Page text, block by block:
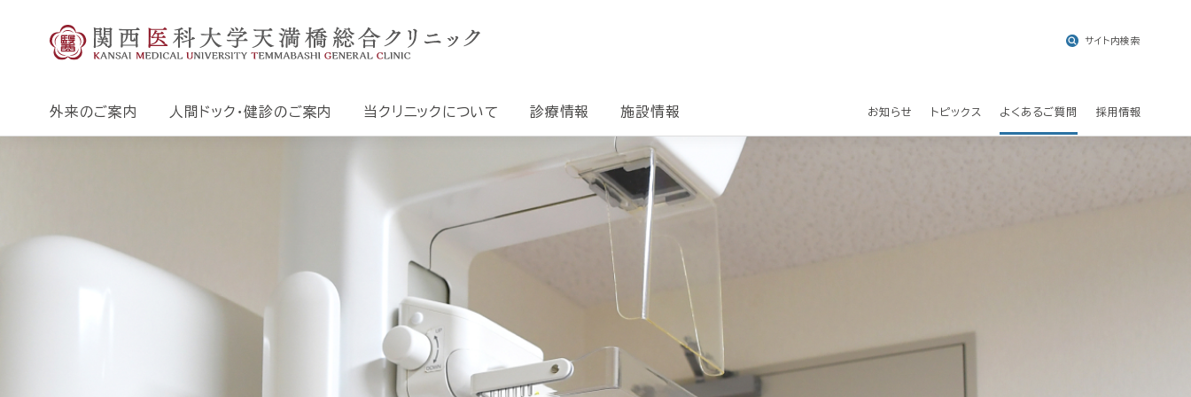
外来のご案内 人間ドック・健診のご案内 当クリニックについて 診療情報 施設情報 お知らせ トピックス よくあるご質問 採用情報
サイト内検索